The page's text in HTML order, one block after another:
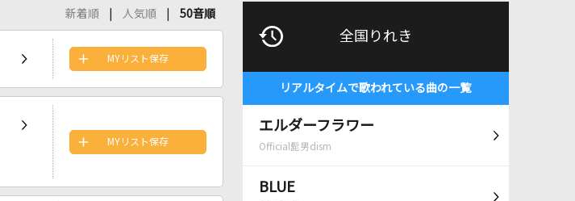
全国りれき
リアルタイムで歌われている曲の一覧
エルダーフラワー
Official髭男dism
BLUE
新着順
人気順 50音順
MYリスト保存
MYリスト保存